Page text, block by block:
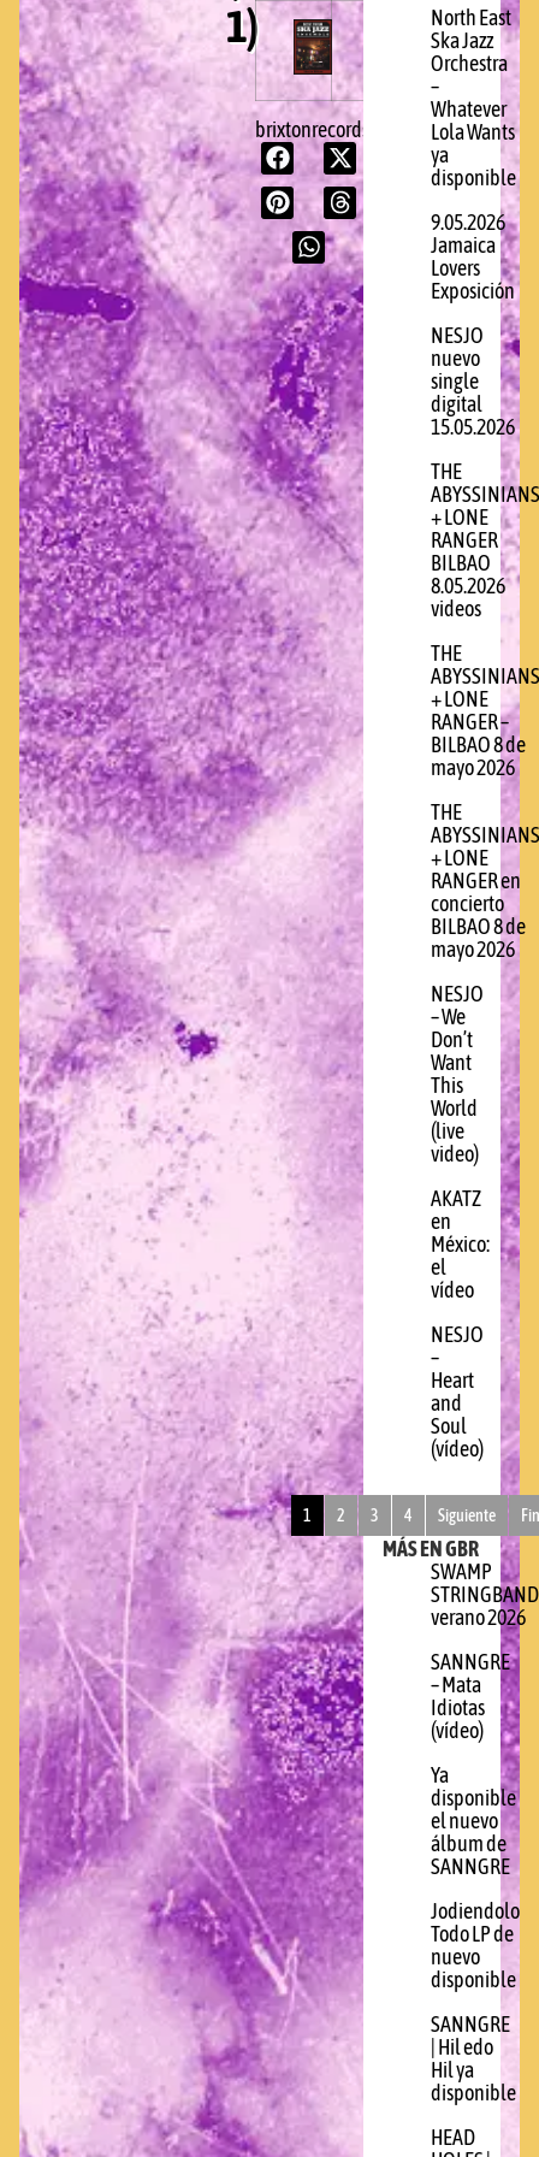
1)
brixtonrecords.com
North East
Ska Jazz
Orchestra
–
Whatever
Lola Wants
ya
disponible
9.05.2026
Jamaica
Lovers
Exposición
NESJO
nuevo
single
digital
15.05.2026
THE
ABYSSINIANS
+ LONE
RANGER
BILBAO
8.05.2026
videos
THE
ABYSSINIANS
+ LONE
RANGER –
BILBAO 8 de
mayo 2026
THE
ABYSSINIANS
+ LONE
RANGER en
concierto
BILBAO 8 de
mayo 2026
NESJO
– We
Don’t
Want
This
World
(live
video)
AKATZ
en
México:
el
vídeo
NESJO
–
Heart
and
Soul
(vídeo)
1 2 3 4 Siguiente
MÁS EN GBR
SWAMP
STRINGBAND
verano 2026
SANNGRE
– Mata
Idiotas
(vídeo)
Ya
disponible
el nuevo
álbum de
SANNGRE
Jodiendolo
Todo LP de
nuevo
disponible
SANNGRE
| Hil edo
Hil ya
disponible
HEAD